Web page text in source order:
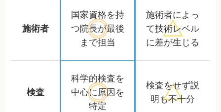
施術者
国家資格を持
つ院長が最後
まで担当
施術者によっ
て技術レベル
に差が生じる
検査
科学的検査を
中心に原因を
特定
検査をせず説
明も不十分